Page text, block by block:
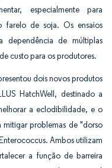
especialmente para
farelo de soja. Os ensaios
dependência de múltiplas
custo para os produtores.
dois novos produtos
HatchWell, destinado a
a eclodibilidade, e o
mitigar problemas de "dorso
Ambos utilizam
a função de barreira